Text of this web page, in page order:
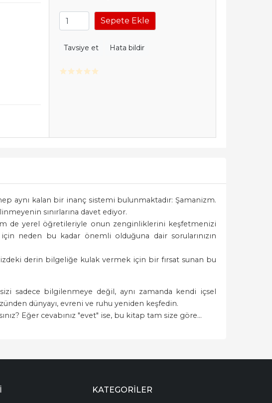
Sepete Ekle
Tavsiye et Hata bildir
aynı kalan bir inanç sistemi bulunmaktadır: Şamanizm.
sınırlarına davet ediyor.
de yerel öğretileriyle onun zenginliklerini keşfetmenizi
neden bu kadar önemli olduğuna dair sorularınızın
derin bilgeliğe kulak vermek için bir fırsat sunan bu
sadece bilgilenmeye değil, aynı zamanda kendi içsel
dünyayı, evreni ve ruhu yeniden keşfedin.
Eğer cevabınız "evet" ise, bu kitap tam size göre...
KATEGORILER